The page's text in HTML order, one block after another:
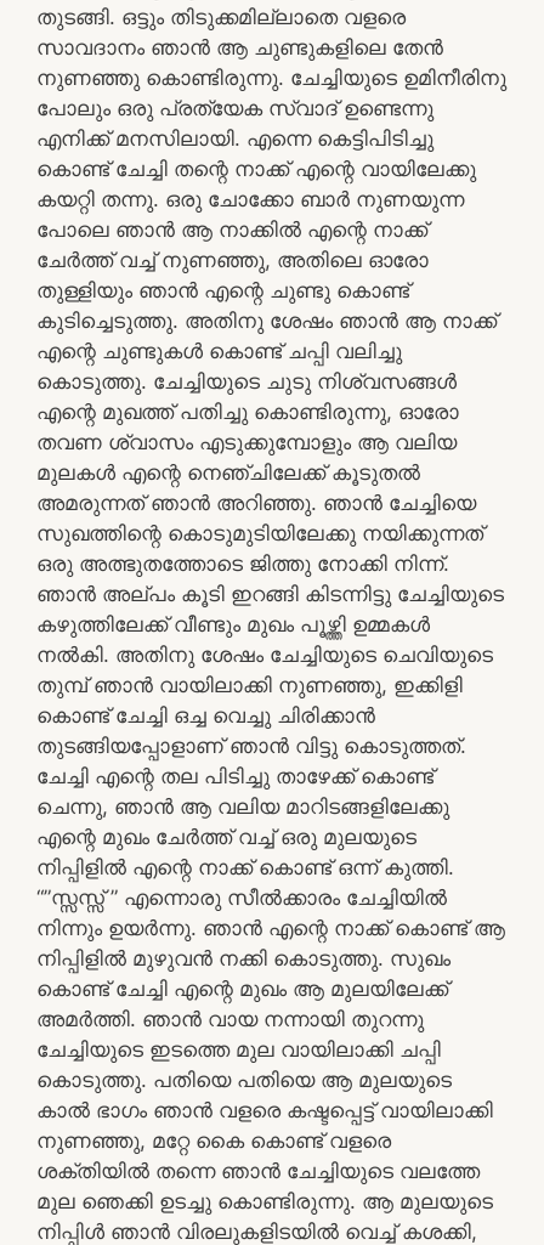
തുടങ്ങി. ഒട്ടും തിടുക്കമില്ലാതെ വളരെ
സാവദാനം ഞാൻ ആ ചുണ്ടുകളിലെ തേൻ
നുണഞ്ഞു കൊണ്ടിരുന്നു. ചേച്ചിയുടെ ഉമിനീരിനു
പോലും ഒരു പ്രത്യേക സ്വാദ് ഉണ്ടെന്നു
എനിക്ക് മനസിലായി. എന്നെ കെട്ടിപിടിച്ചു
കൊണ്ട് ചേച്ചി തന്റെ നാക്ക് എന്റെ വായിലേക്കു
കയറ്റി തന്നു. ഒരു ചോക്കോ ബാർ നുണയുന്ന
പോലെ ഞാൻ ആ നാക്കിൽ എന്റെ നാക്ക്
ചേർത്ത് വച്ച് നുണഞ്ഞു, അതിലെ ഓരോ
തുള്ളിയും ഞാൻ എന്റെ ചുണ്ടു കൊണ്ട്
കുടിച്ചെടുത്തു. അതിനു ശേഷം ഞാൻ ആ നാക്ക്
എന്റെ ചുണ്ടുകൾ കൊണ്ട് ചപ്പി വലിച്ചു
കൊടുത്തു. ചേച്ചിയുടെ ചുടു നിശ്വസങ്ങൾ
എന്റെ മുഖത്ത് പതിച്ചു കൊണ്ടിരുന്നു, ഓരോ
തവണ ശ്വാസം എടുക്കുമ്പോളും ആ വലിയ
മുലകൾ എന്റെ നെഞ്ചിലേക്ക് കൂടുതൽ
അമരുന്നത് ഞാൻ അറിഞ്ഞു. ഞാൻ ചേച്ചിയെ
സുഖത്തിന്റെ കൊടുമുടിയിലേക്കു നയിക്കുന്നത്
ഒരു അത്ഭുതത്തോടെ ജിത്തു നോക്കി നിന്ന്.
ഞാൻ അല്പം കൂടി ഇറങ്ങി കിടന്നിട്ടു ചേച്ചിയുടെ
കഴുത്തിലേക്ക് വീണ്ടും മുഖം പൂഴ്ത്തി ഉമ്മകൾ
നൽകി. അതിനു ശേഷം ചേച്ചിയുടെ ചെവിയുടെ
തുമ്പ് ഞാൻ വായിലാക്കി നുണഞ്ഞു, ഇക്കിളി
കൊണ്ട് ചേച്ചി ഒച്ച വെച്ചു ചിരിക്കാൻ
തുടങ്ങിയപ്പോളാണ് ഞാൻ വിട്ടു കൊടുത്തത്.
ചേച്ചി എന്റെ തല പിടിച്ചു താഴേക്ക് കൊണ്ട്
ചെന്നു, ഞാൻ ആ വലിയ മാറിടങ്ങളിലേക്കു
എന്റെ മുഖം ചേർത്ത് വച്ച് ഒരു മുലയുടെ
നിപ്പിളിൽ എന്റെ നാക്ക് കൊണ്ട് ഒന്ന് കുത്തി.
“”സ്സസ്സ് ” എന്നൊരു സീൽക്കാരം ചേച്ചിയിൽ
നിന്നും ഉയർന്നു. ഞാൻ എന്റെ നാക്ക് കൊണ്ട് ആ
നിപ്പിളിൽ മുഴുവൻ നക്കി കൊടുത്തു. സുഖം
കൊണ്ട് ചേച്ചി എന്റെ മുഖം ആ മുലയിലേക്ക്
അമർത്തി. ഞാൻ വായ നന്നായി തുറന്നു
ചേച്ചിയുടെ ഇടത്തെ മുല വായിലാക്കി ചപ്പി
കൊടുത്തു. പതിയെ പതിയെ ആ മുലയുടെ
കാൽ ഭാഗം ഞാൻ വളരെ കഷ്ടപ്പെട്ട് വായിലാക്കി
നുണഞ്ഞു, മറ്റേ കൈ കൊണ്ട് വളരെ
ശക്തിയിൽ തന്നെ ഞാൻ ചേച്ചിയുടെ വലത്തേ
മുല ഞെക്കി ഉടച്ചു കൊണ്ടിരുന്നു. ആ മുലയുടെ
നിപ്പിൾ ഞാൻ വിരലുകളിടയിൽ വെച്ച് കശക്കി,